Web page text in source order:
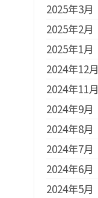
2025年3月
2025年2月
2025年1月
2024年12月
2024年11月
2024年9月
2024年8月
2024年7月
2024年6月
2024年5月